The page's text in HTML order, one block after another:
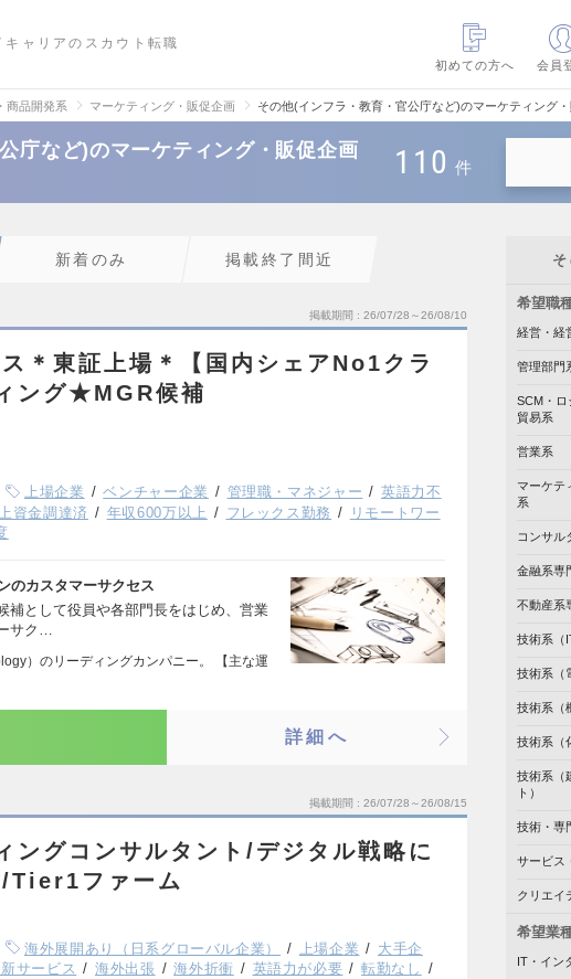
キャリアのスカウト転職
初めての方へ
会員
商品開発系 マーケティング・販促企画 その他(インフラ・教育・官公庁など)のマーケティング
庁など)のマーケティング・販促企画
110 件
新着のみ 掲載終了間近
掲載期間 26/07/28～26/08/10
＊東証上場＊【国内シェアNo1クラ
ング★MGR候補
上場企業 ベンチャー企業 管理職・マネジャー
英語力不
資金調達済 年収600万以上 フレックス勤務
リモートワー
のカスタマーサクセス
補として役員や各部門長をはじめ、営業
サク…
）のリーディングカンパニー。 【主な運
詳細へ
掲載期間 26/07/28～26/08/15
ングコンサルタント/デジタル戦略に
Tier1ファーム
海外展開あり（日系グローバル企業） 上場企業
大手企
サービス 海外出張 海外折衝 英語力が必要
転勤なし
希望職
経営・経
管理部門
SCM・ロ
貿易系
営業系
マーケテ
系
コンサル
金融系専
不動産系
技術系（
技術系（
技術系（
技術系（
技術系（
ト）
技術・専
サービス
クリエイ
希望業
IT・イン